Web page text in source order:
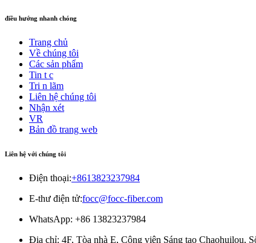
điều hướng nhanh chóng
Trang chủ
Về chúng tôi
Các sản phẩm
Tin t c
Tri n lãm
Liên hệ chúng tôi
Nhận xét
VR
Bản đồ trang web
Liên hệ với chúng tôi
Điện thoại:+8613823237984
E-thư điện tử:focc@focc-fiber.com
WhatsApp: +86 13823237984
Địa chỉ: 4F, ​​Tòa nhà E, Công viên Sáng tạo Chaohuilou,